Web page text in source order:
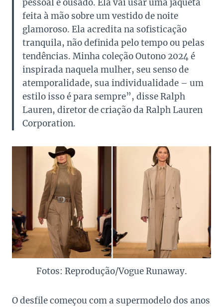
pessoal e ousado. Ela vai usar uma jaqueta
feita à mão sobre um vestido de noite
glamoroso. Ela acredita na sofisticação
tranquila, não definida pelo tempo ou pelas
tendências. Minha coleção Outono 2024 é
inspirada naquela mulher, seu senso de
atemporalidade, sua individualidade – um
estilo isso é para sempre”, disse Ralph
Lauren, diretor de criação da Ralph Lauren
Corporation.
Fotos: Reprodução/Vogue Runaway.
O desfile começou com a supermodelo dos anos